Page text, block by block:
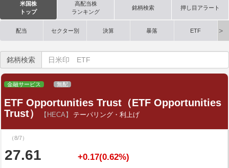
米国株
トップ
高配当株
ランキング
銘柄検索 押し目アラート
配当 セクター別 決算 暴落 ETF
銘柄検索
金融サービス 無配
ETF Opportunities Trust（ETF Opportunities
Trust）
【HECA】 テーパリング・利上げ
（8/7）
27.61 +0.17(0.62%)